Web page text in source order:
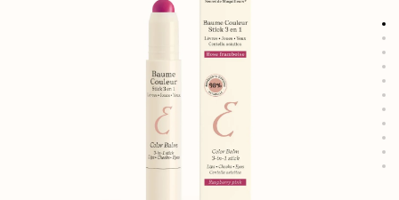
Oficjalny Partner Embryolisse
Zapisz się na listę odbiorców newslettera i otrzymaj rabat na zakupy
Polityka Zwrotów|Dostawy
Oficjalny Partner Embryolisse
Zapisz się na listę odbiorców newslettera i otrzymaj rabat na zakupy
Polityka Zwrotów|
Oficjalny Partner Embryolisse
Zapisz się na listę odbiorców newslettera i otrzymaj rabat na zakupy
Polityka Zwrotów|Dostawy